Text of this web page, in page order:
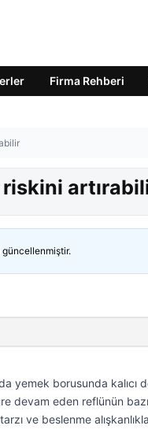
Firma Rehberi
güncellenmiştir.
yemek borusunda
devam eden reflünün
ve beslenme